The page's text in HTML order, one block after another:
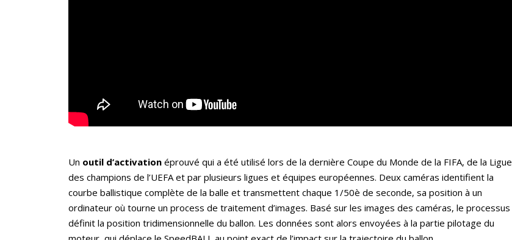
Un outil d’activation éprouvé qui a été utilisé lors de la dernière Coupe du Monde de la FIFA, de la Ligue
des champions de l’UEFA et par plusieurs ligues et équipes européennes. Deux caméras identifient la
courbe ballistique complète de la balle et transmettent chaque 1/50è de seconde, sa position à un
ordinateur où tourne un process de traitement d’images. Basé sur les images des caméras, le processus
définit la position tridimensionnelle du ballon. Les données sont alors envoyées à la partie pilotage du